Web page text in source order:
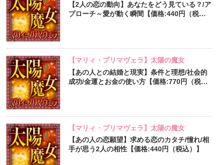
【2人の恋の動向】あなたをどう見ている？/ア
プローチ～愛が動く瞬間【価格:440円（税
【マリィ・プリマヴェラ】太陽の魔女
【あの人との結婚と現実】条件と理想/社会的
成功/金運とお金の使い方【価格:770円（税
【マリィ・プリマヴェラ】太陽の魔女
【あの人の恋願望】求める恋のカタチ/憧れ/相
手が思う2人の相性【価格:440円（税込）】